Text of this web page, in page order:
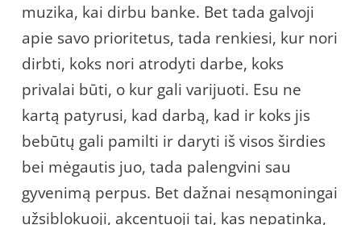
muzika, kai dirbu banke. Bet tada galvoji
apie savo prioritetus, tada renkiesi, kur nori
dirbti, koks nori atrodyti darbe, koks
privalai būti, o kur gali varijuoti. Esu ne
kartą patyrusi, kad darbą, kad ir koks jis
bebūtų gali pamilti ir daryti iš visos širdies
bei mėgautis juo, tada palengvini sau
gyvenimą perpus. Bet dažnai nesąmoningai
užsiblokuoji, akcentuoji tai, kas nepatinka,